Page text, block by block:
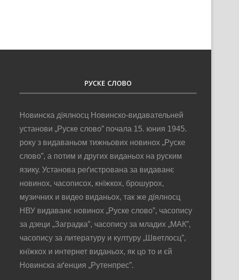
РУСКЕ СЛОВО
Новинска дїялносц Новинско-видавательней
установи „Руске слово” почала 15. юния 1945.
року з видаваньом тижньових новинох „Руске
слово”, а потим и других виданьох на руским
язику. Установа реґистрована за видаванє
новинох, часописох, кнїжкох, брошурох,
музичних и видео виданьох, так же дїялносц
НВУ видаванє новинох „Руске слово”, часопису
за дзеци „Заградка”, часопису за младих „МАК”,
часопису за литературу и културу „Шветлосц”,
кнїжкох и интернет виданьох, як цо то и єй
Новинска аґенция „Рутенпрес”.